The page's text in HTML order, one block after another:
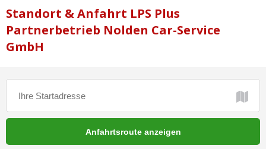
Ratgeber
Lexikon
Video
Standort & Anfahrt LPS Plus
Partnerbetrieb Nolden Car-Service
GmbH